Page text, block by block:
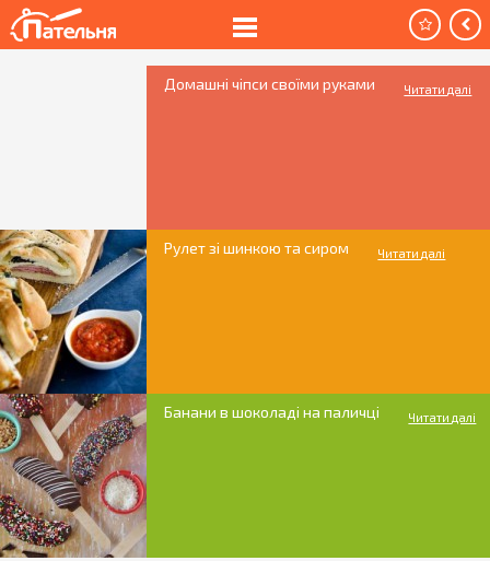
Домашні чіпси своїми руками Читати далі
Рулет зі шинкою та сиром Читати далі
Банани в шоколаді на паличці Читати далі